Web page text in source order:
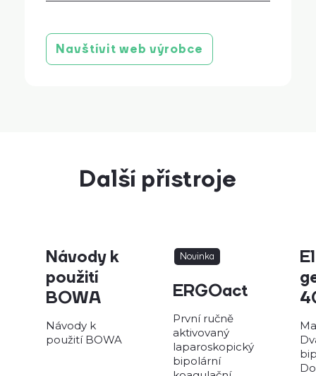
Navštívit web výrobce
Další přístroje
Návody k
použití
BOWA
Návody k
použití BOWA
Novinka
ERGOact
První ručně
aktivovaný
laparoskopický
bipolární